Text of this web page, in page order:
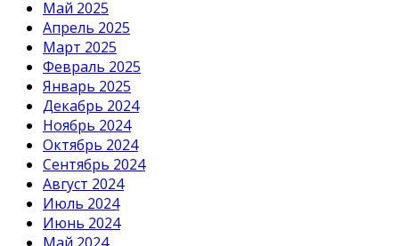
Май 2025
Апрель 2025
Март 2025
Февраль 2025
Январь 2025
Декабрь 2024
Ноябрь 2024
Октябрь 2024
Сентябрь 2024
Август 2024
Июль 2024
Июнь 2024